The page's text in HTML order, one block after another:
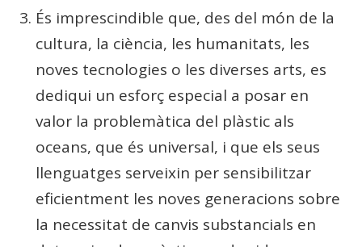
És imprescindible que, des del món de la
cultura, la ciència, les humanitats, les
noves tecnologies o les diverses arts, es
dediqui un esforç especial a posar en
valor la problemàtica del plàstic als
oceans, que és universal, i que els seus
llenguatges serveixin per sensibilitzar
eficientment les noves generacions sobre
la necessitat de canvis substancials en